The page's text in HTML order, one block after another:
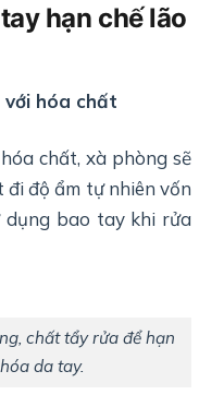
hạn chế lão
với hóa chất
chất, xà phòng sẽ
độ ẩm tự nhiên vốn
dụng bao tay khi rửa
chất tẩy rửa để hạn
da tay.